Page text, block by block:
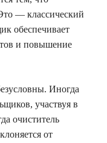
— классический
обеспечивает
и повышение
Иногда
участвуя в
очиститель
от